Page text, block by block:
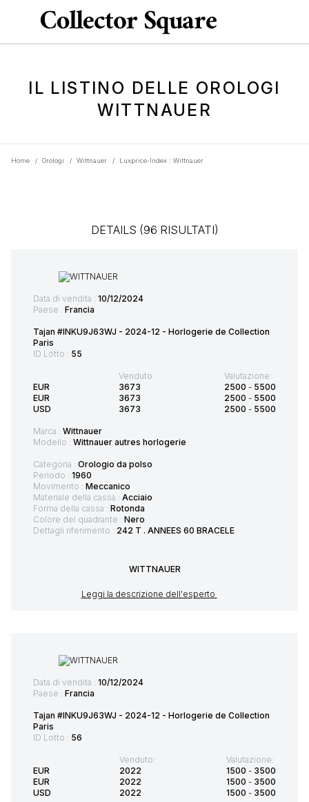
IL LISTINO DELLE OROLOGI
WITTNAUER
Home / Orologi / Wittnauer / Luxprice-Index : Wittnauer
DETAILS (96 RISULTATI)
Data di vendita : 10/12/2024
Paese : Francia
Tajan #INKU9J63WJ - 2024-12 - Horlogerie de Collection
Paris
ID Lotto : 55
EUR
EUR
USD
Venduto:
3673
3673
3673
Valutazione:
2500 - 5500
2500 - 5500
2500 - 5500
Marca : Wittnauer
Modello : Wittnauer autres horlogerie
Categoria : Orologio da polso
Periodo : 1960
Movimento : Meccanico
Materiale della cassa : Acciaio
Forma della cassa : Rotonda
Colore del quadrante : Nero
Dettagli riferimento : 242 T . ANNEES 60 BRACELE
WITTNAUER
Leggi la descrizione dell'esperto
Data di vendita : 10/12/2024
Paese : Francia
Tajan #INKU9J63WJ - 2024-12 - Horlogerie de Collection
Paris
ID Lotto : 56
EUR
EUR
USD
Venduto:
2022
2022
2022
Valutazione:
1500 - 3500
1500 - 3500
1500 - 3500